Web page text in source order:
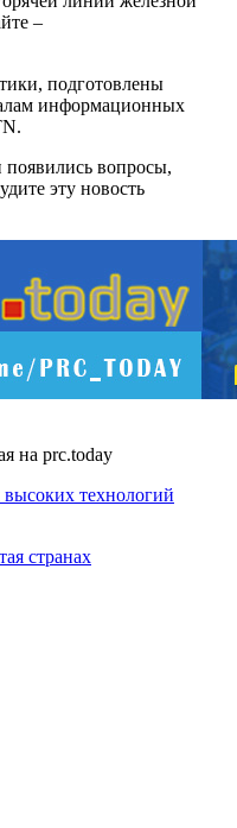
–
подготовлены
информационных
появились вопросы,
эту новость
технологий
странах